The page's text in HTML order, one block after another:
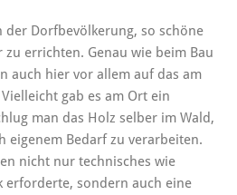
der Dorfbevölkerung, so schöne
errichten. Genau wie beim Bau
auch hier vor allem auf das am
gab es am Ort ein
man das Holz selber im Wald,
eigenem Bedarf zu verarbeiten.
nicht nur technisches wie
erforderte, sondern auch eine